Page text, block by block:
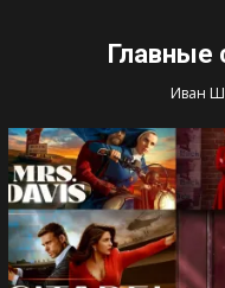
Главные
Иван